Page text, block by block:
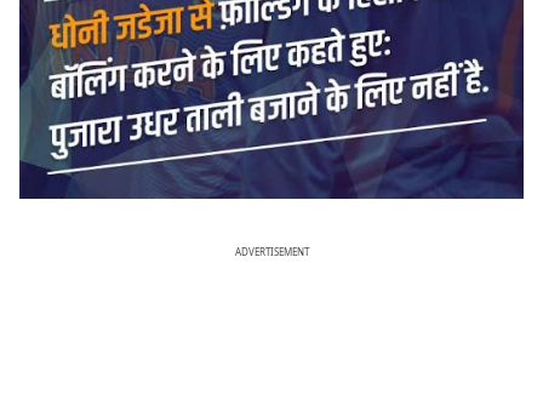
ADVERTISEMENT